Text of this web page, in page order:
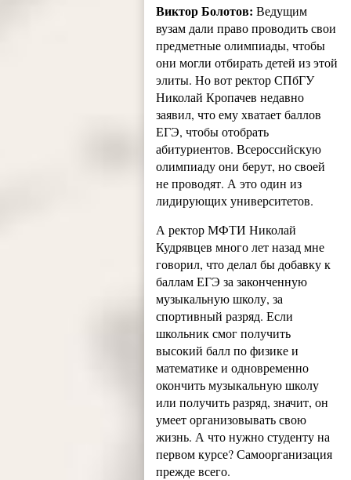
Виктор Болотов:Ведущим
вузам дали право проводить свои
предметные олимпиады, чтобы
они могли отбирать детей из этой
элиты. Но вот ректор СПбГУ
Николай Кропачев недавно
заявил, что ему хватает баллов
ЕГЭ, чтобы отобрать
абитуриентов. Всероссийскую
олимпиаду они берут, но своей
не проводят. А это один из
лидирующих университетов.
А ректор МФТИ Николай
Кудрявцев много лет назад мне
говорил, что делал бы добавку к
баллам ЕГЭ за законченную
музыкальную школу, за
спортивный разряд. Если
школьник смог получить
высокий балл по физике и
математике и одновременно
окончить музыкальную школу
или получить разряд, значит, он
умеет организовывать свою
жизнь. А что нужно студенту на
первом курсе? Самоорганизация
прежде всего.